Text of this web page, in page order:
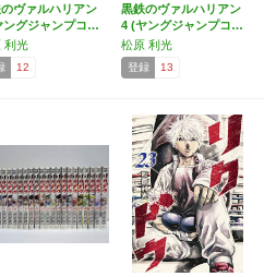
ヴァルハリアン
ングジャンプコ…
利光
12
黒鉄のヴァルハリアン
4 (ヤングジャンプコ…
松原 利光
登録 13